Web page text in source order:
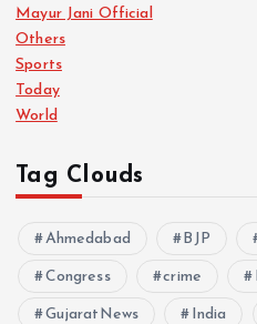
Mayur Jani Official
Others
Sports
Today
World
Tag Clouds
Ahmedabad BJP
Congress crime
GujaratNews India